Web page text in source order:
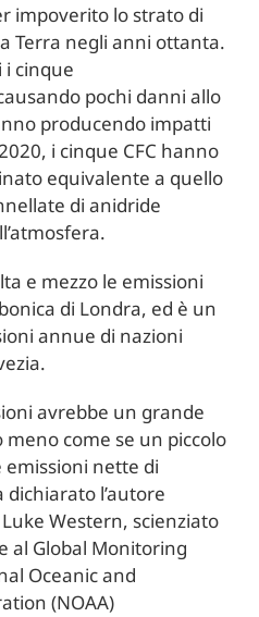
impoverito lo strato di
Terra negli anni ottanta.
i cinque
pochi danni allo
producendo impatti
i cinque CFC hanno
equivalente a quello
di anidride
e mezzo le emissioni
di Londra, ed è un
annue di nazioni
avrebbe un grande
come se un piccolo
emissioni nette di
l’autore
Western, scienziato
al Global Monitoring
Oceanic and
(NOAA)